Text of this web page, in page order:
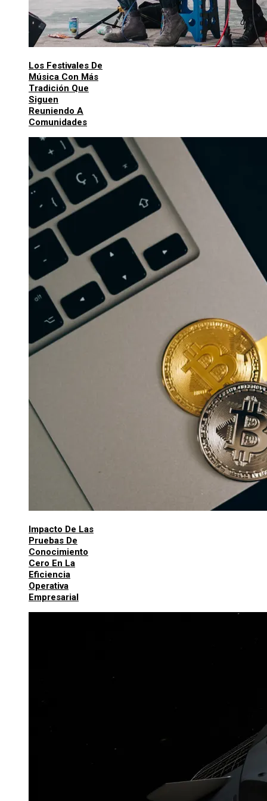
Los Festivales De
Música Con Más
Tradición Que
Siguen
Reuniendo A
Comunidades
Impacto De Las
Pruebas De
Conocimiento
Cero En La
Eficiencia
Operativa
Empresarial